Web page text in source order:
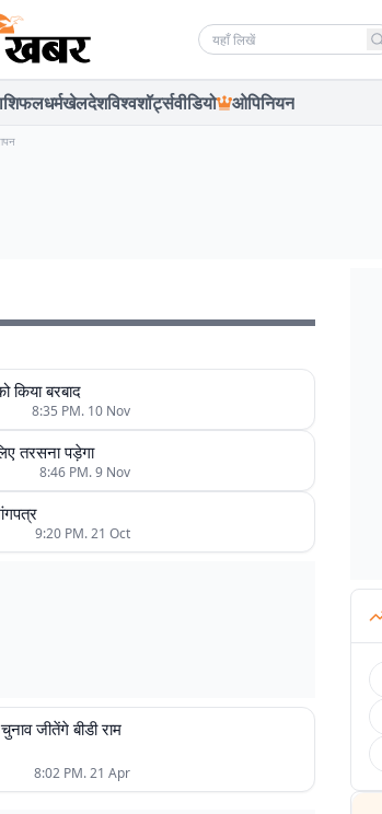
Search news
धर्मखेलदेशविश्वशॉर्ट्सवीडियो ओपिनियन
किया बरबाद
8:35 PM. 10 Nov
तरसना पड़ेगा
8:46 PM. 9 Nov
9:20 PM. 21 Oct
जीतेंगे बीडी राम
8:02 PM. 21 Apr